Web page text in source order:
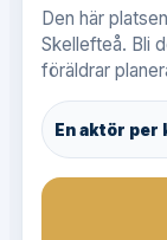
Den här
Skellefteå. Bli
föräldrar
En aktör per